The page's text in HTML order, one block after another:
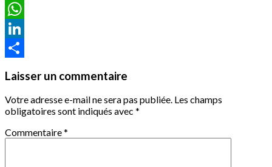
Email
WhatsApp
LinkedIn
Laisser un commentaire
Votre adresse e-mail ne sera pas publiée. Les champs
obligatoires sont indiqués avec *
Commentaire*